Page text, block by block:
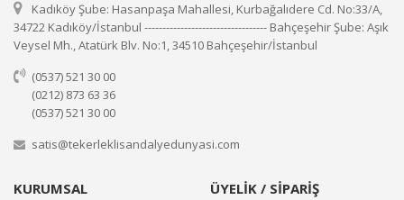
Kadıköy Şube: Hasanpaşa Mahallesi, Kurbağalıdere Cd. No:33/A,
34722 Kadıköy/İstanbul ---------------------------------- Bahçeşehir Şube: Aşık
Veysel Mh., Atatürk Blv. No:1, 34510 Bahçeşehir/İstanbul
(0537) 521 30 00
(0212) 873 63 36
(0537) 521 30 00
satis@tekerleklisandalyedunyasi.com
KURUMSAL ÜYELİK / SİPARİŞ